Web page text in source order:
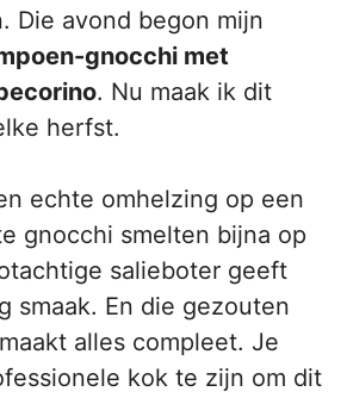
Die avond begon mijn
gnocchi met
. Nu maak ik dit
herfst.
echte omhelzing op een
gnocchi smelten bijna op
salieboter geeft
smaak. En die gezouten
alles compleet. Je
kok te zijn om dit